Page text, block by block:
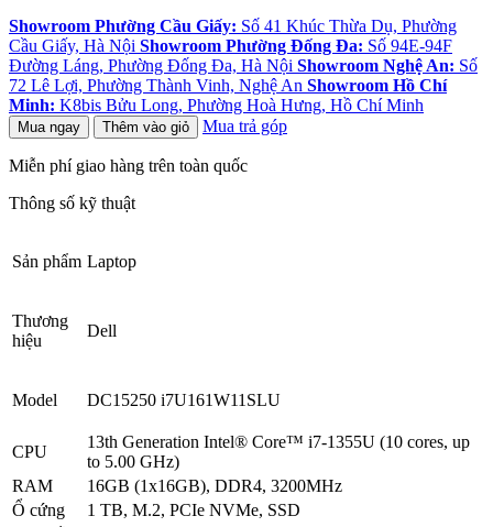
Showroom Phường Cầu Giấy: Số 41 Khúc Thừa Dụ, Phường
Cầu Giấy, Hà Nội Showroom Phường Đống Đa: Số 94E-94F
Đường Láng, Phường Đống Đa, Hà Nội Showroom Nghệ An: Số
72 Lê Lợi, Phường Thành Vinh, Nghệ An Showroom Hồ Chí
Minh: K8bis Bửu Long, Phường Hoà Hưng, Hồ Chí Minh
Mua ngay Thêm vào giỏ Mua trả góp
Miễn phí giao hàng trên toàn quốc
Thông số kỹ thuật
Sản phẩm Laptop
Thương
hiệu
Dell
Model DC15250 i7U161W11SLU
CPU
13th Generation Intel® Core™ i7-1355U (10 cores, up
to 5.00 GHz)
RAM
16GB (1x16GB), DDR4, 3200MHz
Ổ cứng
1 TB, M.2, PCIe NVMe, SSD